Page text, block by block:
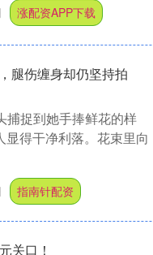
涨配资APP下载
腿伤缠身却仍坚持拍
捕捉到她手捧鲜花的样
得干净利落。花束里向
指南针配资
关口！